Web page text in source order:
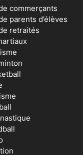
commerçants
parents d’élèves
retraités